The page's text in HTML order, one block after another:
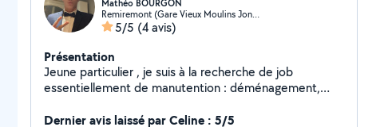
Mathéo BOURGON
Remiremont (Gare Vieux Moulins Joncherie)
5/5 (4 avis)
Présentation
Jeune particulier , je suis à la recherche de job
essentiellement de manutention : déménagement,
au devoirs dans presque toutes les matières.
Dernier avis laissé par Celine : 5/5